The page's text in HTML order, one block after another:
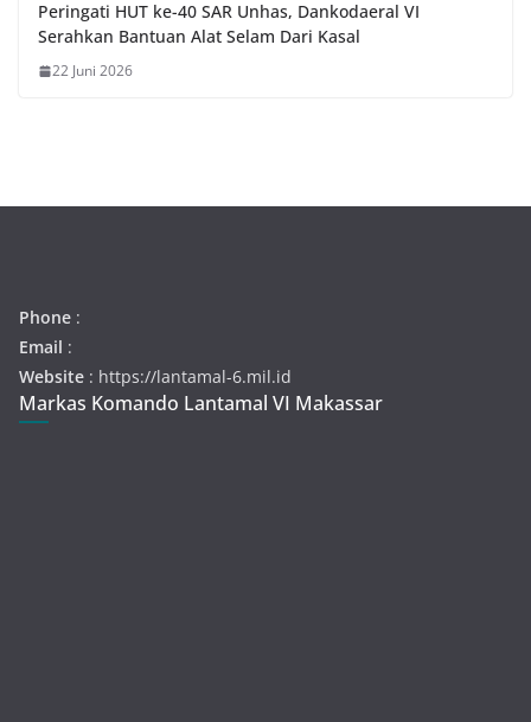
Peringati HUT ke-40 SAR Unhas, Dankodaeral VI
Serahkan Bantuan Alat Selam Dari Kasal
22 Juni 2026
Phone :
Email :
Website : https://lantamal-6.mil.id
Markas Komando Lantamal VI Makassar